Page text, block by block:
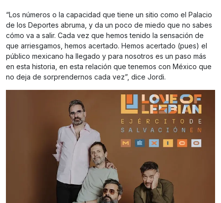
“Los números o la capacidad que tiene un sitio como el Palacio
de los Deportes abruma, y da un poco de miedo que no sabes
cómo va a salir. Cada vez que hemos tenido la sensación de
que arriesgamos, hemos acertado. Hemos acertado (pues) el
público mexicano ha llegado y para nosotros es un paso más
en esta historia, en esta relación que tenemos con México que
no deja de sorprendernos cada vez”, dice Jordi.